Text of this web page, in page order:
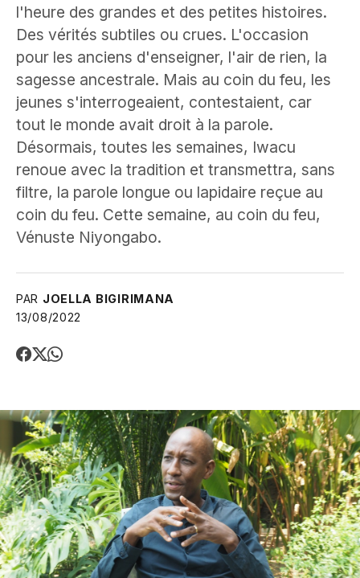
l'heure des grandes et des petites histoires.
Des vérités subtiles ou crues. L'occasion
pour les anciens d'enseigner, l'air de rien, la
sagesse ancestrale. Mais au coin du feu, les
jeunes s'interrogeaient, contestaient, car
tout le monde avait droit à la parole.
Désormais, toutes les semaines, Iwacu
renoue avec la tradition et transmettra, sans
filtre, la parole longue ou lapidaire reçue au
coin du feu. Cette semaine, au coin du feu,
Vénuste Niyongabo.
PAR JOELLA BIGIRIMANA
13/08/2022